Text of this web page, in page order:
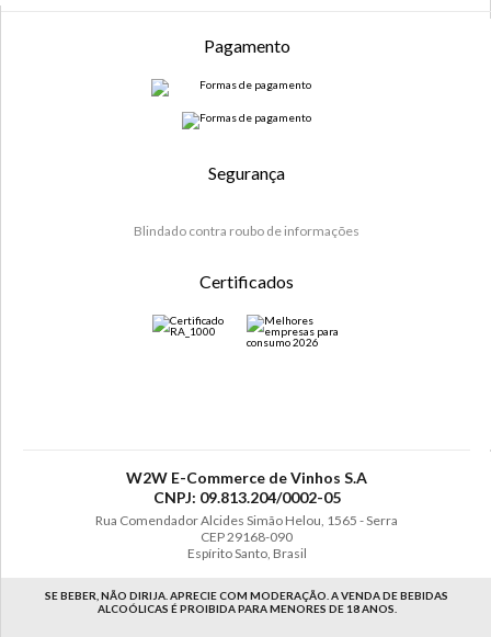
Pagamento
Segurança
Blindado contra roubo de informações
Certificados
W2W E-Commerce de Vinhos S.A
CNPJ: 09.813.204/0002-05
Rua Comendador Alcides Simão Helou, 1565 - Serra
CEP 29168-090
Espírito Santo, Brasil
SE BEBER, NÃO DIRIJA. APRECIE COM MODERAÇÃO. A VENDA DE BEBIDAS
ALCOÓLICAS É PROIBIDA PARA MENORES DE 18 ANOS.